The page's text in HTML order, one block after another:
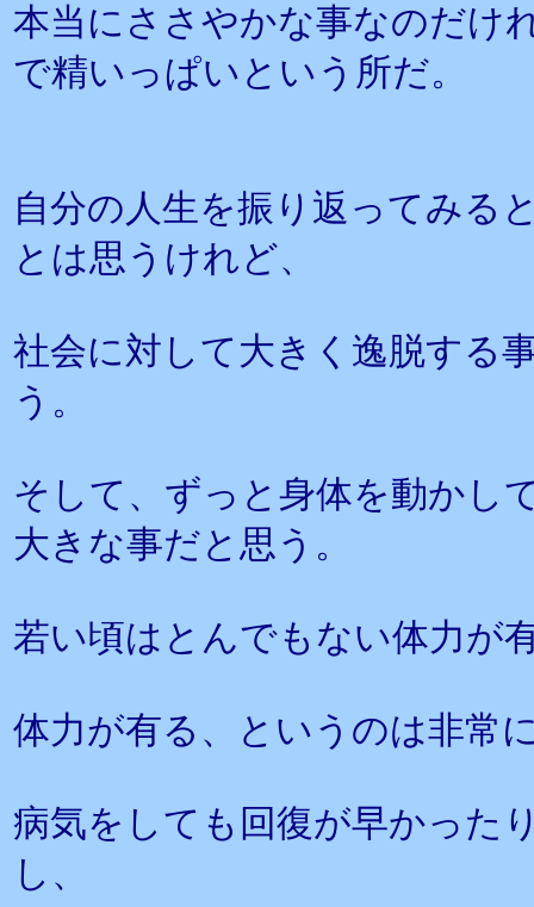
本当にささやかな事なのだけ
で精いっぱいという所だ。
自分の人生を振り返ってみる
とは思うけれど、
社会に対して大きく逸脱する
う。
そして、ずっと身体を動かし
大きな事だと思う。
若い頃はとんでもない体力が
体力が有る、というのは非常
病気をしても回復が早かった
し、